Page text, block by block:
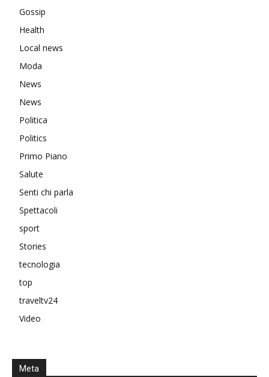
Gossip
Health
Local news
Moda
News
News
Politica
Politics
Primo Piano
Salute
Senti chi parla
Spettacoli
sport
Stories
tecnologia
top
traveltv24
Video
Meta